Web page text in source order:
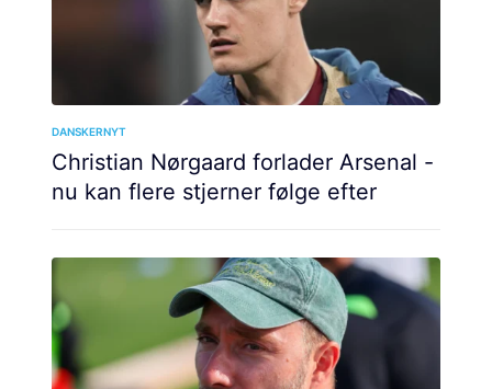
DANSKERNYT
Christian Nørgaard forlader Arsenal -
nu kan flere stjerner følge efter